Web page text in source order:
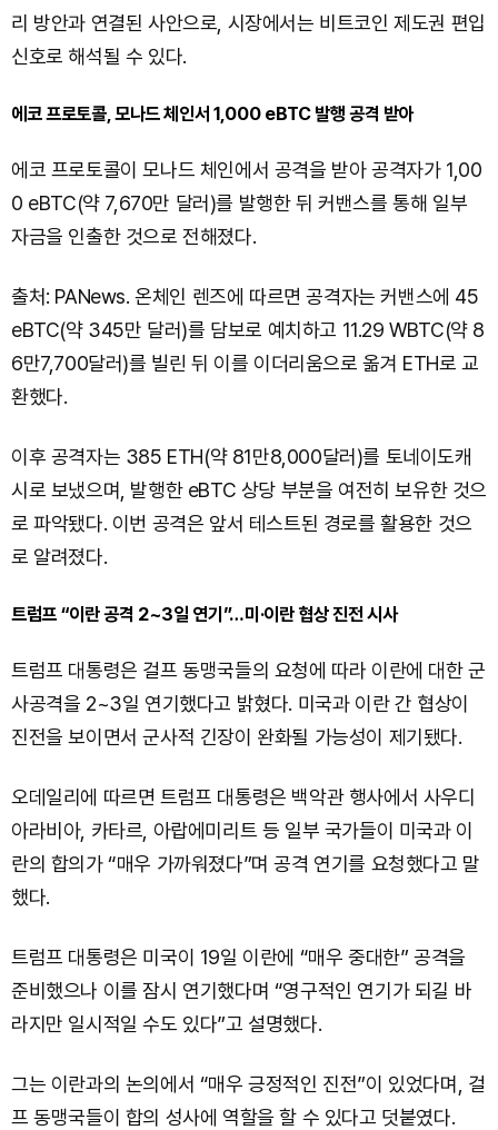
리 방안과 연결된 사안으로, 시장에서는 비트코인 제도권 편입
신호로 해석될 수 있다.
에코 프로토콜, 모나드 체인서 1,000 eBTC 발행 공격 받아
에코 프로토콜이 모나드 체인에서 공격을 받아 공격자가 1,00
0 eBTC(약 7,670만 달러)를 발행한 뒤 커밴스를 통해 일부
자금을 인출한 것으로 전해졌다.
출처: PANews. 온체인 렌즈에 따르면 공격자는 커밴스에 45
eBTC(약 345만 달러)를 담보로 예치하고 11.29 WBTC(약 8
6만7,700달러)를 빌린 뒤 이를 이더리움으로 옮겨 ETH로 교
환했다.
이후 공격자는 385 ETH(약 81만8,000달러)를 토네이도캐
시로 보냈으며, 발행한 eBTC 상당 부분을 여전히 보유한 것으
로 파악됐다. 이번 공격은 앞서 테스트된 경로를 활용한 것으
로 알려졌다.
트럼프 “이란 공격 2~3일 연기”…미·이란 협상 진전 시사
트럼프 대통령은 걸프 동맹국들의 요청에 따라 이란에 대한 군
사공격을 2~3일 연기했다고 밝혔다. 미국과 이란 간 협상이
진전을 보이면서 군사적 긴장이 완화될 가능성이 제기됐다.
오데일리에 따르면 트럼프 대통령은 백악관 행사에서 사우디
아라비아, 카타르, 아랍에미리트 등 일부 국가들이 미국과 이
란의 합의가 “매우 가까워졌다”며 공격 연기를 요청했다고 말
했다.
트럼프 대통령은 미국이 19일 이란에 “매우 중대한” 공격을
준비했으나 이를 잠시 연기했다며 “영구적인 연기가 되길 바
라지만 일시적일 수도 있다”고 설명했다.
그는 이란과의 논의에서 “매우 긍정적인 진전”이 있었다며, 걸
프 동맹국들이 합의 성사에 역할을 할 수 있다고 덧붙였다.